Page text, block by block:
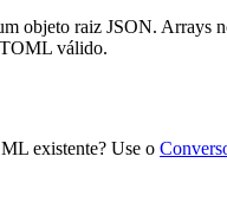
objeto raiz JSON. Arrays
TOML válido.
existente? Use o